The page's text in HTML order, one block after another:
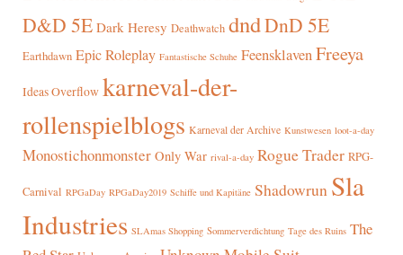
D&D 5E Dark Heresy Deathwatch dndDnD 5E
Earthdawn Epic Roleplay Fantastische Schuhe FeensklavenFreeya
Ideas Overflow karneval-der-
rollenspielblogs Karneval der Archive Kunstwesen loot-a-day
Monostichonmonster Only War rival-a-day Rogue Trader RPG-
Carnival RPGaDay RPGaDay2019 Schiffe und Kapitäne Shadowrun Sla
Industries SLAmas Shopping Sommerverdichtung Tage des Ruins The